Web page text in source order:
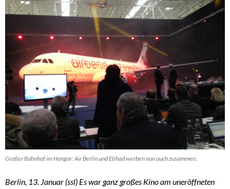
Großer Bahnhof im Hangar: Air Berlin und Etihad werben nun auch zusammen.
Berlin, 13. Januar (ssl) Es war ganz großes Kino am uneröffneten